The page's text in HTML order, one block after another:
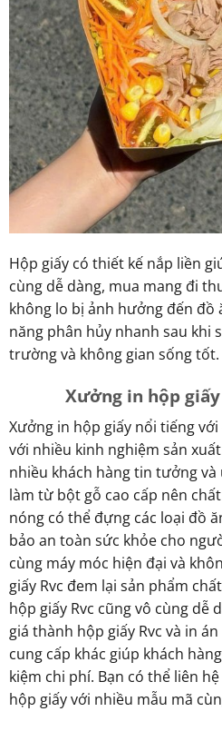
Hộp giấy có thiết kế nắp liền
cùng dễ dàng, mua mang đi
không lo bị ảnh hưởng đến đồ
năng phân hủy nhanh sau khi
trường và không gian sống tốt.
Xưởng in hộp
Xưởng in hộp giấy nổi tiếng
với nhiều kinh nghiệm sản
nhiều khách hàng tin tưởng và
làm từ bột gỗ cao cấp nên
nóng có thể đựng các loại đồ
bảo an toàn sức khỏe cho
cùng máy móc hiện đại và
giấy Rvc đem lại sản phẩm
hộp giấy Rvc cũng vô cùng dễ
giá thành hộp giấy Rvc và in
cung cấp khác giúp khách
kiệm chi phí. Bạn có thể liên
hộp giấy với nhiều mẫu mã